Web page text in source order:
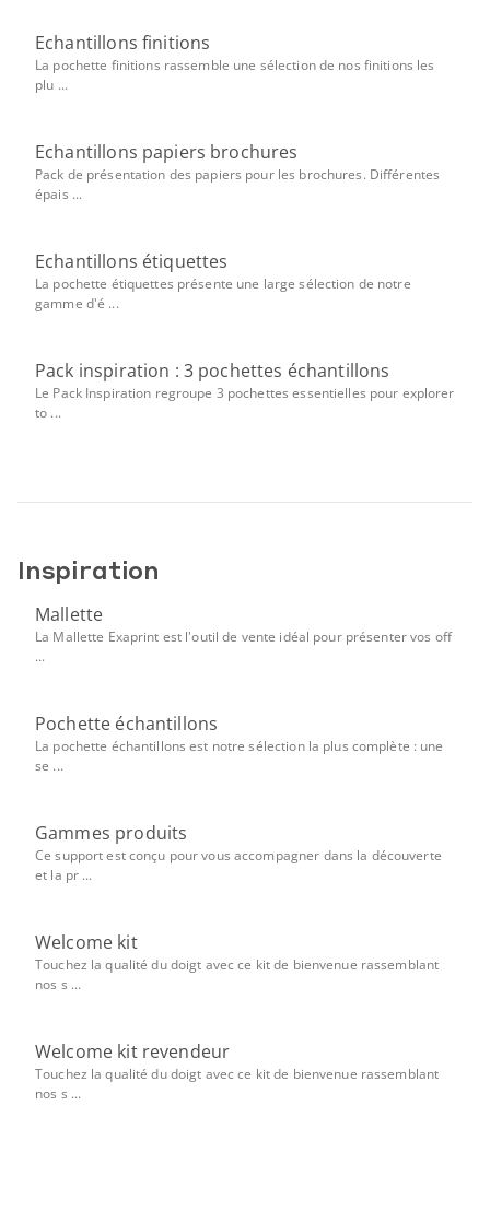
Echantillons finitions
La pochette finitions rassemble une sélection de nos finitions les
plu ...
Echantillons papiers brochures
Pack de présentation des papiers pour les brochures. Différentes
épais ...
Echantillons étiquettes
La pochette étiquettes présente une large sélection de notre
gamme d'é ...
Pack inspiration : 3 pochettes échantillons
Le Pack Inspiration regroupe 3 pochettes essentielles pour explorer
to ...
Inspiration
Mallette
La Mallette Exaprint est l'outil de vente idéal pour présenter vos off
...
Pochette échantillons
La pochette échantillons est notre sélection la plus complète : une
se ...
Gammes produits
Ce support est conçu pour vous accompagner dans la découverte
et la pr ...
Welcome kit
Touchez la qualité du doigt avec ce kit de bienvenue rassemblant
nos s ...
Welcome kit revendeur
Touchez la qualité du doigt avec ce kit de bienvenue rassemblant
nos s ...